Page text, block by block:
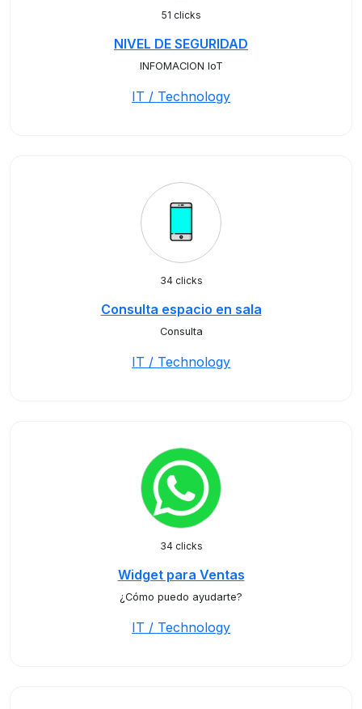
51 clicks
NIVEL DE SEGURIDAD
INFOMACION IoT
IT / Technology
34 clicks
Consulta espacio en sala
Consulta
IT / Technology
34 clicks
Widget para Ventas
¿Cómo puedo ayudarte?
IT / Technology